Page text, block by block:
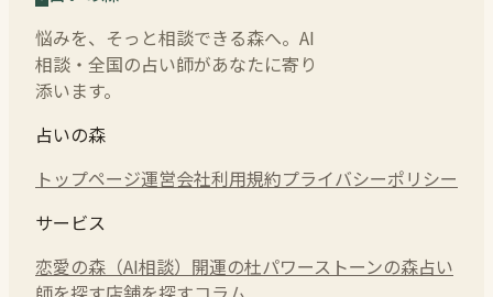
悩みを、そっと相談できる森へ。AI
相談・全国の占い師があなたに寄り
添います。
占いの森
トップページ運営会社利用規約プライバシーポリシー
サービス
恋愛の森（AI相談） 開運の杜パワーストーンの森占い